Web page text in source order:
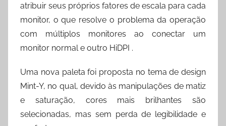
atribuir seus próprios fatores de escala para cada
monitor, o que resolve o problema da operação
com múltiplos monitores ao conectar um
monitor normal e outro HiDPI .
Uma nova paleta foi proposta no tema de design
Mint-Y, no qual, devido às manipulações de matiz
e saturação, cores mais brilhantes são
selecionadas, mas sem perda de legibilidade e